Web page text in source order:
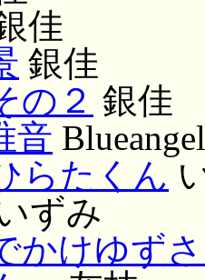
佳
銀佳
の２ 銀佳
音
らたくん
ずみ
かけゆず